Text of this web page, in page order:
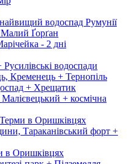
водоспад Румунії
Ґорґан
- 2 дні
Русилівські водоспади
Кременець + Тернопіль
+ Хрещатик
+ космічна
в Оришківцях
Тараканівський форт +
в Оришківцях